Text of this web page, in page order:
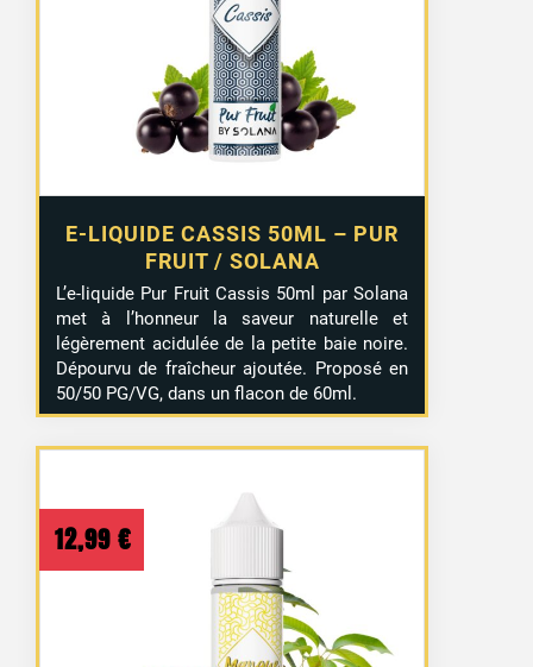
E-LIQUIDE CASSIS 50ML – PUR
FRUIT / SOLANA
L’e-liquide Pur Fruit Cassis 50ml par Solana
met à l’honneur la saveur naturelle et
légèrement acidulée de la petite baie noire.
Dépourvu de fraîcheur ajoutée. Proposé en
50/50 PG/VG, dans un flacon de 60ml.
12,99 €